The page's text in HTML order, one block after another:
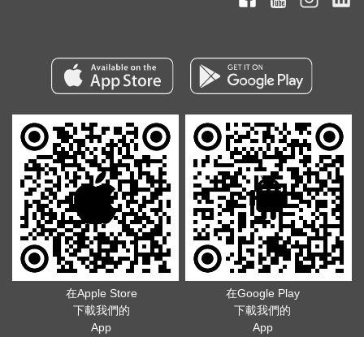
在Apple Store
下載我們的
App
在Google Play
下載我們的
App